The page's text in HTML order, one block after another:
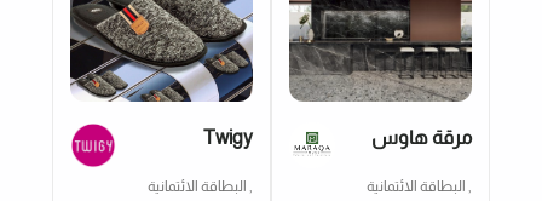
مرقة هاوس
, البطاقة الائتمانية
Twigy
, البطاقة الائتمانية